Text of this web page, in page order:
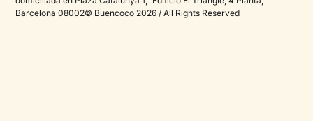
Psicólogos para españoles en el extranjero
Barcelona 08002© Buencoco 2026 / All Rights Reserved